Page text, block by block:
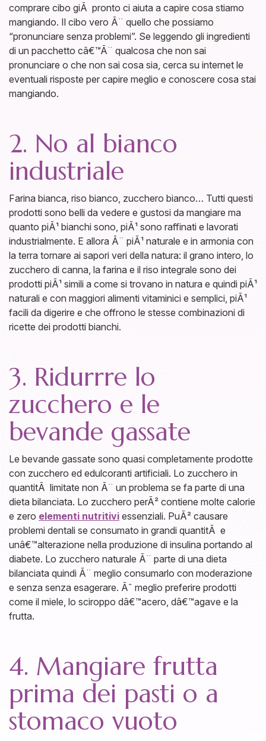
comprare cibo giÃ pronto ci aiuta a capire cosa stiamo
mangiando. Il cibo vero Ã¨ quello che possiamo
“pronunciare senza problemi”. Se leggendo gli ingredienti
di un pacchetto câ€™Ã¨ qualcosa che non sai
pronunciare o che non sai cosa sia, cerca su internet le
eventuali risposte per capire meglio e conoscere cosa stai
mangiando.
2. No al bianco
industriale
Farina bianca, riso bianco, zucchero bianco… Tutti questi
prodotti sono belli da vedere e gustosi da mangiare ma
quanto piÃ¹ bianchi sono, piÃ¹ sono raffinati e lavorati
industrialmente. E allora Ã¨ piÃ¹ naturale e in armonia con
la terra tornare ai sapori veri della natura: il grano intero, lo
zucchero di canna, la farina e il riso integrale sono dei
prodotti piÃ¹ simili a come si trovano in natura e quindi piÃ¹
naturali e con maggiori alimenti vitaminici e semplici, piÃ¹
facili da digerire e che offrono le stesse combinazioni di
ricette dei prodotti bianchi.
3. Ridurrre lo
zucchero e le
bevande gassate
Le bevande gassate sono quasi completamente prodotte
con zucchero ed edulcoranti artificiali. Lo zucchero in
quantitÃ limitate non Ã¨ un problema se fa parte di una
dieta bilanciata. Lo zucchero perÃ² contiene molte calorie
e zero elementi nutritivi essenziali. PuÃ² causare
problemi dentali se consumato in grandi quantitÃ e
unâ€™alterazione nella produzione di insulina portando al
diabete. Lo zucchero naturale Ã¨ parte di una dieta
bilanciata quindi Ã¨ meglio consumarlo con moderazione
e senza senza esagerare. Ãˆ meglio preferire prodotti
come il miele, lo sciroppo dâ€™acero, dâ€™agave e la
frutta.
4. Mangiare frutta
prima dei pasti o a
stomaco vuoto